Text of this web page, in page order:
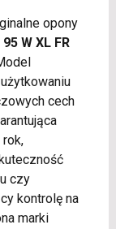
opony
W XL FR
cech
czy
kontrolę na
marki